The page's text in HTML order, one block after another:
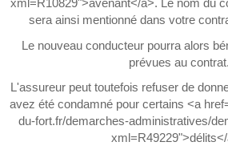
xml=R10829">avenant</a>. Le nom du
sera ainsi mentionné dans votre
Le nouveau conducteur pourra alors
prévues au contrat.
L'assureur peut toutefois refuser de
avez été condamné pour certains <a
du-fort.fr/demarches-administratives/